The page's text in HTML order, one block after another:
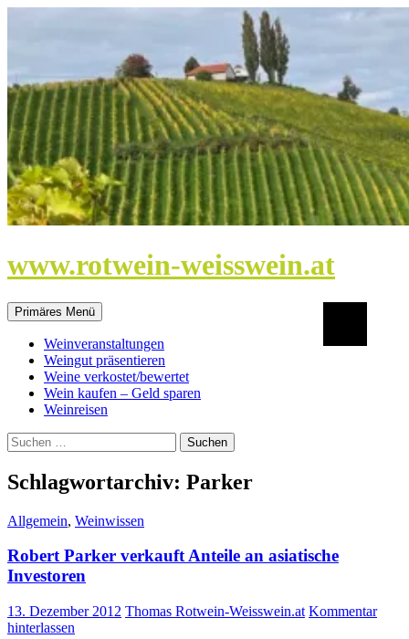
www.rotwein-weisswein.at
Primäres Menü
Weinveranstaltungen
Weingut präsentieren
Weine verkostet/bewertet
Wein kaufen – Geld sparen
Weinreisen
Suchen
nach:
Schlagwortarchiv: Parker
Allgemein, Weinwissen
Robert Parker verkauft Anteile an asiatische
Investoren
13. Dezember 2012 Thomas Rotwein-Weisswein.at Kommentar
hinterlassen